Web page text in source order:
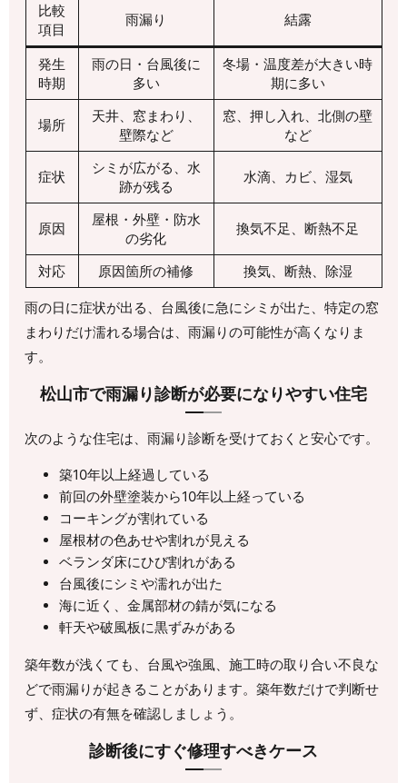
比較
項目
雨漏り 結露
発生
時期
雨の日・台風後に
多い
冬場・温度差が大きい時
期に多い
場所
天井、窓まわり、
壁際など
窓、押し入れ、北側の壁
など
症状
シミが広がる、水
跡が残る
水滴、カビ、湿気
原因
屋根・外壁・防水
の劣化
換気不足、断熱不足
対応 原因箇所の補修 換気、断熱、除湿
雨の日に症状が出る、台風後に急にシミが出た、特定の窓
まわりだけ濡れる場合は、雨漏りの可能性が高くなりま
す。
松山市で雨漏り診断が必要になりやすい住宅
次のような住宅は、雨漏り診断を受けておくと安心です。
築10年以上経過している
前回の外壁塗装から10年以上経っている
コーキングが割れている
屋根材の色あせや割れが見える
ベランダ床にひび割れがある
台風後にシミや濡れが出た
海に近く、金属部材の錆が気になる
軒天や破風板に黒ずみがある
築年数が浅くても、台風や強風、施工時の取り合い不良な
どで雨漏りが起きることがあります。築年数だけで判断せ
ず、症状の有無を確認しましょう。
診断後にすぐ修理すべきケース